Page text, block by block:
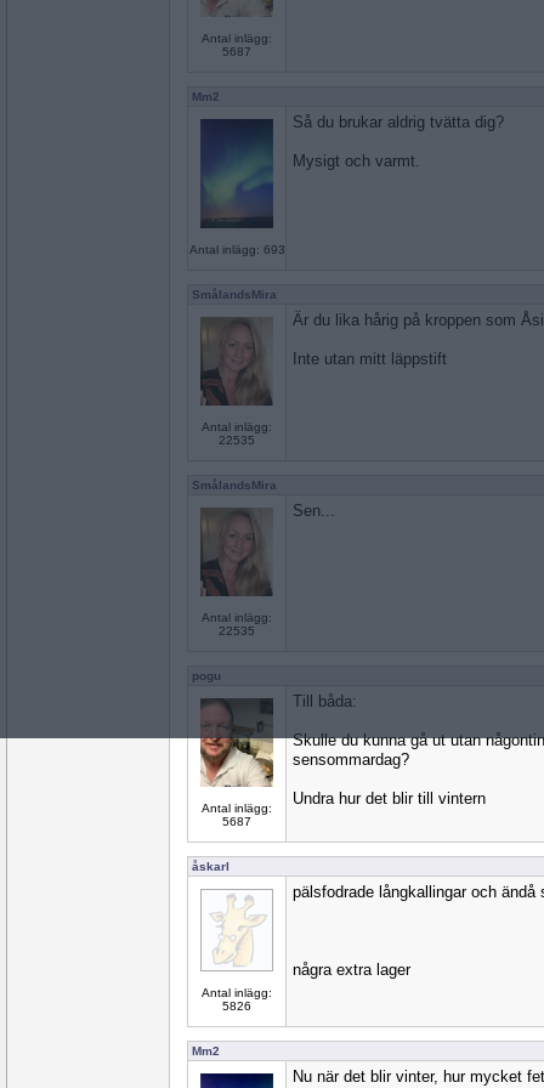
Antal inlägg:
5687
Mm2
Antal inlägg: 693
Så du brukar aldrig tvätta dig?
Mysigt och varmt.
SmålandsMira
Antal inlägg:
22535
Är du lika hårig på kroppen som
Inte utan mitt läppstift
SmålandsMira
Antal inlägg:
22535
Sen...
pogu
Antal inlägg:
5687
Till båda:
Skulle du kunna gå ut utan
sensommardag?
Undra hur det blir till vintern
åskarl
Antal inlägg:
5826
pälsfodrade långkallingar och
några extra lager
Mm2
Nu när det blir vinter, hur mycket